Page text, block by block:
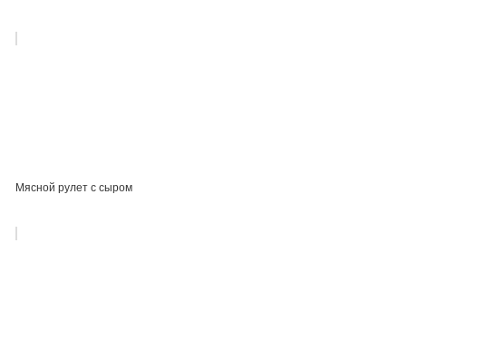
Мясной рулет с сыром